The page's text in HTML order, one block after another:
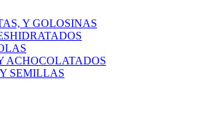
Y GOLOSINAS
ACHOCOLATADOS
SEMILLAS